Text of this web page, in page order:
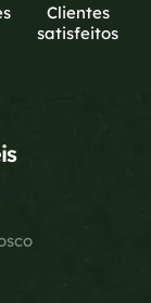
Clientes
satisfeitos